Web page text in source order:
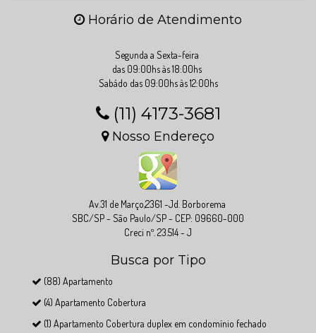
Horário de Atendimento
Segunda a Sexta-feira
das 09:00hs às 18:00hs
Sabádo das 09:00hs às 12:00hs
(11) 4173-3681
Nosso Endereço
Av.31 de Março,2361 -Jd. Borborema
SBC/SP - São Paulo/SP - CEP: 09660-000
Creci nº. 23.514 - J
Busca por Tipo
(88) Apartamento
(4) Apartamento Cobertura
(1) Apartamento Cobertura duplex em condomínio fechado